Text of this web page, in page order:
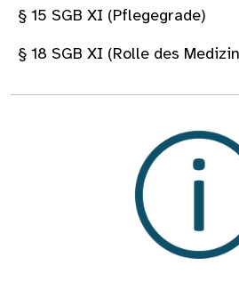
§ 15 SGB XI (Pflegegrade)
§ 18 SGB XI (Rolle des